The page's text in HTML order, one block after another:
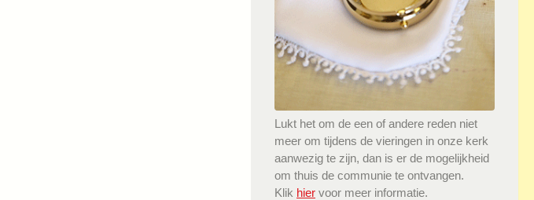
Lukt het om de een of andere reden niet
meer om tijdens de vieringen in onze kerk
aanwezig te zijn, dan is er de mogelijkheid
om thuis de communie te ontvangen.
Klik hier voor meer informatie.